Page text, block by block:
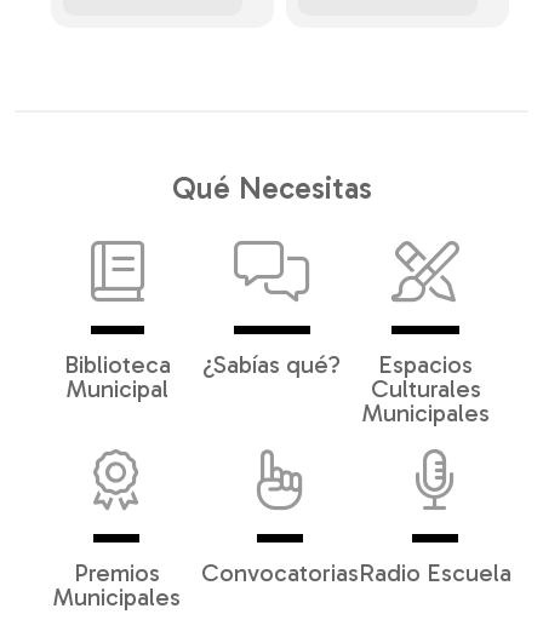
Qué Necesitas
Biblioteca
Municipal
¿Sabías qué?
Espacios
Culturales
Municipales
Premios
Municipales
ConvocatoriasRadio Escuela